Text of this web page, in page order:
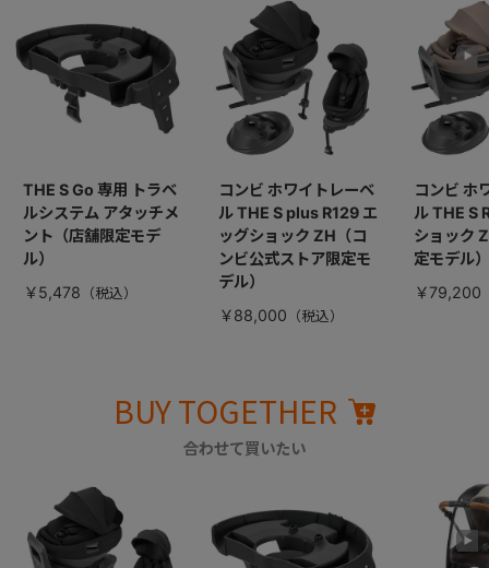
THE S Go 専用 トラベ
ルシステム アタッチメ
ント（店舗限定モデ
ル）
￥5,478
コンビ ホワイトレーベ
ル THE S plus R129 エ
ッグショック ZH（コ
ンビ公式ストア限定モ
デル）
￥88,000
コンビ ホ
ル THE S
ショック
定モデル
￥79,200
BUY TOGETHER
合わせて買いたい